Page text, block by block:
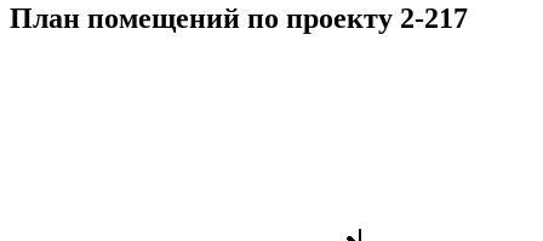
План помещений по проекту 2-217